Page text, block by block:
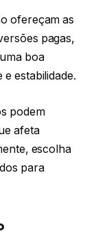
ofereçam as
pagas,
boa
estabilidade.
podem
afeta
escolha
para